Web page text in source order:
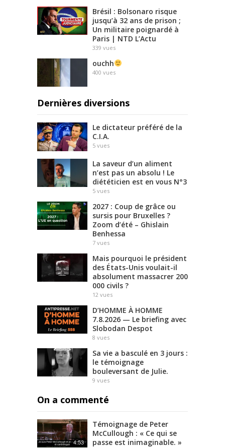
Brésil : Bolsonaro risque
jusqu’à 32 ans de prison ;
Un militaire poignardé à
Paris | NTD L’Actu
339 vues
ouchh
400 vues
Dernières diversions
Le dictateur préféré de la
C.I.A.
5 vues
La saveur d’un aliment
n’est pas un absolu ! Le
diététicien est en vous N°3
5 vues
2027 : Coup de grâce ou
sursis pour Bruxelles ?
Zoom d’été – Ghislain
Benhessa
7 vues
Mais pourquoi le président
des États-Unis voulait-il
absolument massacrer 200
000 civils ?
12 vues
D’HOMME À HOMME
7.8.2026 — Le briefing avec
Slobodan Despot
8 vues
Sa vie a basculé en 3 jours :
le témoignage
bouleversant de Julie.
9 vues
On a commenté
4:53
Témoignage de Peter
McCullough : « Ce qui se
passe est inimaginable. »